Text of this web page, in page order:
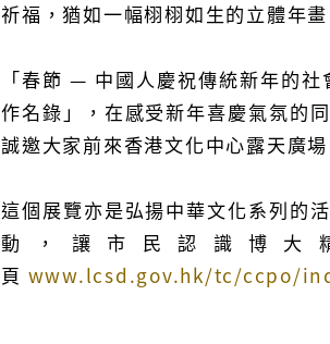
祈福，猶如一幅栩栩如生的立體年
「春節 — 中國人慶祝傳統新年的
作名錄」，在感受新年喜慶氣氛的
誠邀大家前來香港文化中心露天廣
這個展覽亦是弘揚中華文化系列的
動，讓市民認識博大
頁 www.lcsd.gov.hk/tc/ccpo/